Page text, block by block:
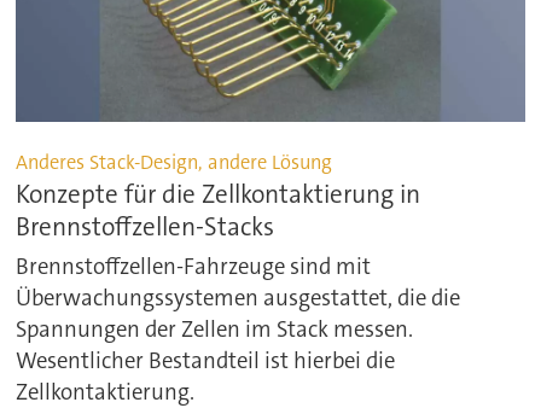
Anderes Stack-Design, andere Lösung
Konzepte für die Zellkontaktierung in
Brennstoffzellen-Stacks
Brennstoffzellen-Fahrzeuge sind mit
Überwachungssystemen ausgestattet, die die
Spannungen der Zellen im Stack messen.
Wesentlicher Bestandteil ist hierbei die
Zellkontaktierung.